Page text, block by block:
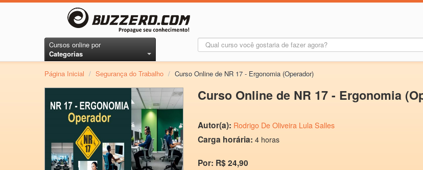
Cursos online por
Categorias
Página Inicial / Segurança do Trabalho / Curso Online de NR 17 - Ergonomia (Operador)
Curso Online de NR 17 - Ergonomia
Autor(a): Rodrigo De Oliveira Lula Salles
Carga horária: 4 horas
Por: R$ 24,90